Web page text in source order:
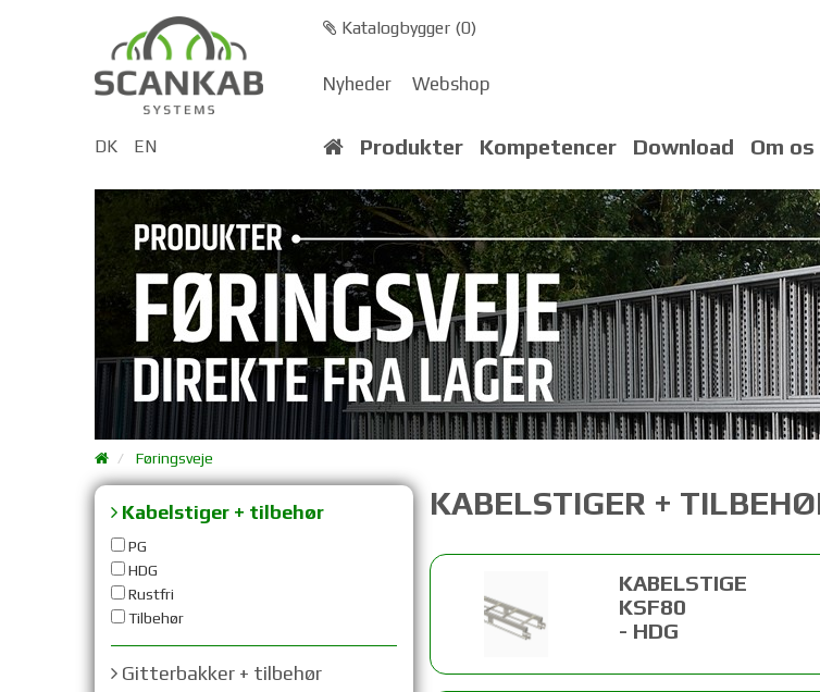
Katalogbygger (0)
Nyheder Webshop
DK EN Produkter Kompetencer Download Om os
Føringsveje
Kabelstiger + tilbehør
PG
HDG
Rustfri
Tilbehør
Gitterbakker + tilbehør
KABELSTIGER +
KABELSTIGE
KSF80
- HDG